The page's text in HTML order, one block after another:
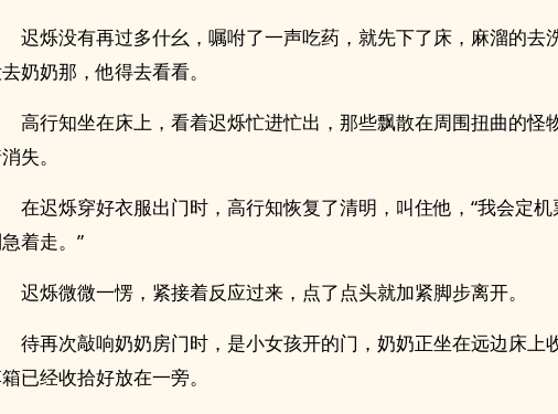
迟烁没有再过多什幺，嘱咐了一声吃药，就先下了床，麻溜的去
奶奶那，他得去看看。
高行知坐在床上，看着迟烁忙进忙出，那些飘散在周围扭曲的怪
失。
在迟烁穿好衣服出门时，高行知恢复了清明，叫住他，“我会定
着走。”
迟烁微微一愣，紧接着反应过来，点了点头就加紧脚步离开。
待再次敲响奶奶房门时，是小女孩开的门，奶奶正坐在远边床上
已经收拾好放在一旁。